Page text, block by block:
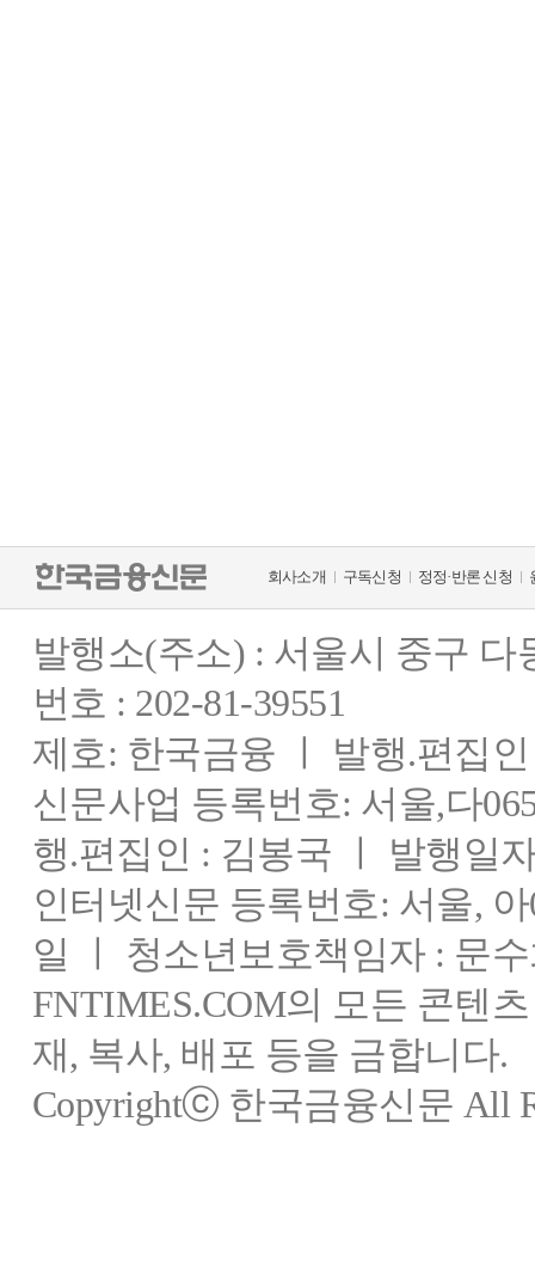
회사소개 구독신청 정정·반론 신청
발행소(주소) : 서울시 중구
번호 : 202-81-39551
제호: 한국금융 ㅣ 발행.편집
신문사업 등록번호: 서울,다
행.편집인 : 김봉국 ㅣ 발행일
인터넷신문 등록번호: 서울,
일 ㅣ 청소년보호책임자 : 문
FNTIMES.COM의 모든 콘텐
재, 복사, 배포 등을 금합니다.
Copyrightⓒ 한국금융신문 All